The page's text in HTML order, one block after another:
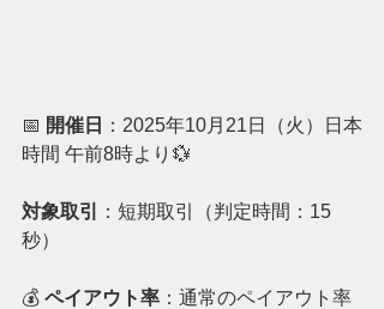
📅 開催日
：2025年10月21日（火）日本
時間 午前8時より💱
対象取引
：短期取引（判定時間：15
秒）
💰 ペイアウト率 ：通常のペイアウト率